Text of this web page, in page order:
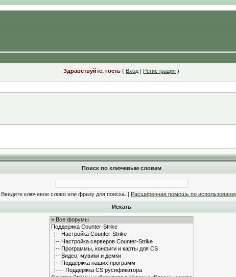
Здравствуйте, гость ( Вход | Регистрация )
Поиск по ключевым словам
Введите ключевое слово или фразу для поиска. [ Расширенная помощь по
Искать